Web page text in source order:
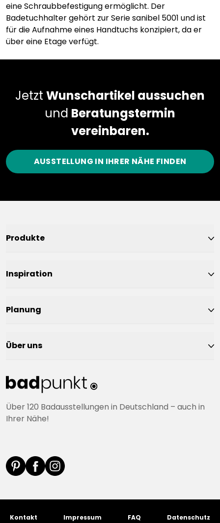
eine Schraubbefestigung ermöglicht. Der
Badetuchhalter gehört zur Serie sanibel 5001 und ist
für die Aufnahme eines Handtuchs konzipiert, da er
über eine Etage verfügt.
Jetzt Wunschartikel aussuchen
und Beratungstermin
vereinbaren.
AUSSTELLUNG IN IHRER NÄHE FINDEN
Über 120 Badausstellungen in Deutschland – auch in
Ihrer Nähe!
Produkte
Inspiration
Planung
Über uns
Kontakt Impressum FAQ Datenschutz